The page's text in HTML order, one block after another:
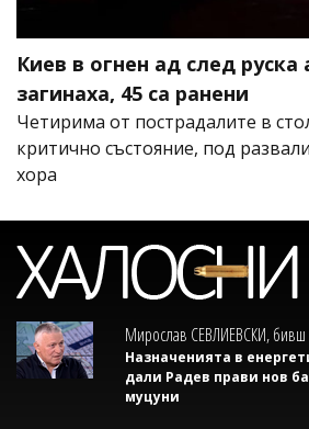
Киев в огнен ад след
загинаха, 45 са ранени
Четирима от пострадалите в
критично състояние, под
хора
Мирослав СЕВЛИЕВСКИ, бивш
Назначенията в
дали Радев прави нов
муцуни